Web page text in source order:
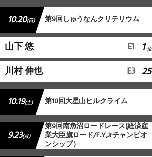
10.20(日) 第9回しゅうなんクリテリウム
山下 悠 E1 1 位
川村 伸也 E3 25
10.19(土) 第10回大星山ヒルクライム
9.23(月)
第9回南魚沼ロードレース(経済産
業大臣旗ロード/F.Y,Jrチャンピオ
ンシップ）